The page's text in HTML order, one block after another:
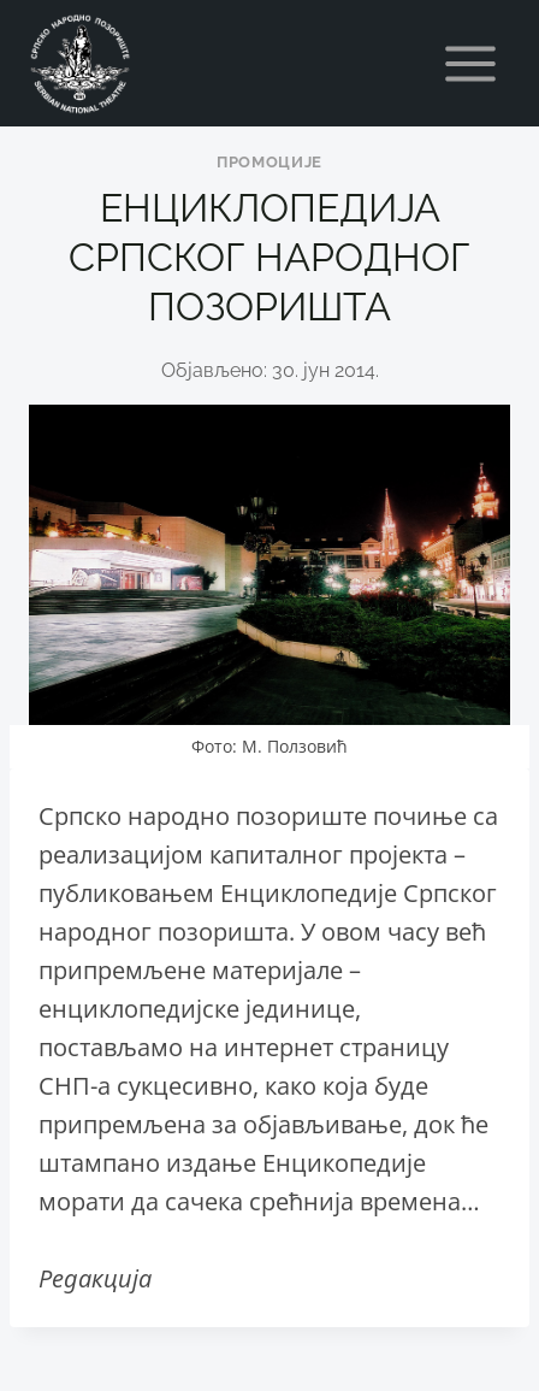
content
ПРОМОЦИЈЕ
ЕНЦИКЛОПЕДИЈА
СРПСКОГ НАРОДНОГ
ПОЗОРИШТА
Објављено: 30. јун 2014.
Фото: М. Ползовић
Српско народно позориште почиње са
реализацијом капиталног пројекта –
публиковањем Енциклопедије Српског
народног позоришта. У овом часу већ
припремљене материјале –
енциклопедијске јединице,
постављамо на интернет страницу
СНП-а сукцесивно, како која буде
припремљена за објављивање, док ће
штампано издање Енцикопедије
морати да сачека срећнија времена…
Редакција